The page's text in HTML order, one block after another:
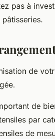
pas à
de
de
par
de